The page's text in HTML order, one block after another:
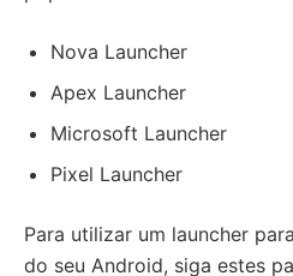
Nova Launcher
Apex Launcher
Microsoft Launcher
Pixel Launcher
Para utilizar um launcher
do seu Android, siga estes